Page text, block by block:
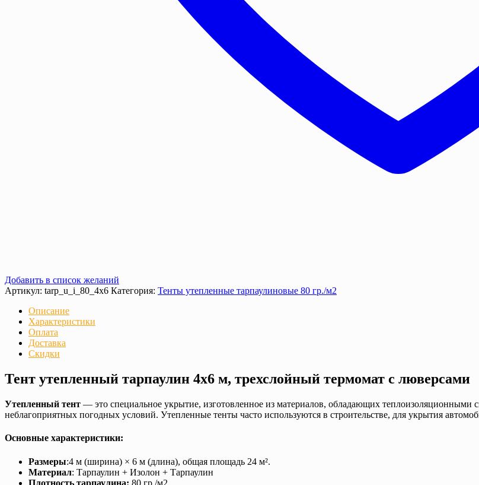
Добавить в список желаний
Артикул: tarp_u_i_80_4x6 Категория: Тенты утепленные тарпаулиновые 80 гр./м2
Описание
Характеристики
Оплата
Доставка
Скидки
Тент утепленный тарпаулин 4х6 м, трехслойный термомат с люверсами
Утепленный тент — это специальное укрытие, изготовленное из материалов, обладающих теплоизоляционными
неблагоприятных погодных условий. Утепленные тенты часто используются в строительстве, для укрытия
Основные характеристики:
Размеры:4 м (ширина) × 6 м (длина), общая площадь 24 м².
Материал: Тарпаулин + Изолон + Тарпаулин
Плотность тарпаулина: 80 гр./м2